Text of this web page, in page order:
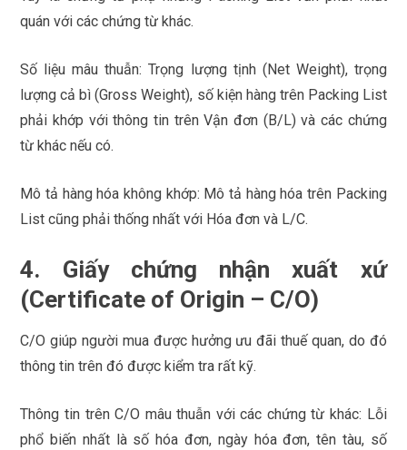
quán với các chứng từ khác.
Số liệu mâu thuẫn: Trọng lượng tịnh (Net Weight), trọng
lượng cả bì (Gross Weight), số kiện hàng trên Packing List
phải khớp với thông tin trên Vận đơn (B/L) và các chứng
từ khác nếu có.
Mô tả hàng hóa không khớp: Mô tả hàng hóa trên Packing
List cũng phải thống nhất với Hóa đơn và L/C.
4. Giấy chứng nhận xuất xứ
(Certificate of Origin – C/O)
C/O giúp người mua được hưởng ưu đãi thuế quan, do đó
thông tin trên đó được kiểm tra rất kỹ.
Thông tin trên C/O mâu thuẫn với các chứng từ khác: Lỗi
phổ biến nhất là số hóa đơn, ngày hóa đơn, tên tàu, số